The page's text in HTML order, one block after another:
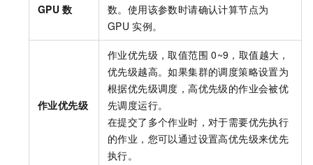
GPU 数
数。使用该参数时请确认计算节点为
GPU 实例。
作业优先级
作业优先级，取值范围 0~9，取值越大，
优先级越高。如果集群的调度策略设置为
根据优先级调度，高优先级的作业会被优
先调度运行。
在提交了多个作业时，对于需要优先执行
的作业，您可以通过设置高优先级来优先
执行。